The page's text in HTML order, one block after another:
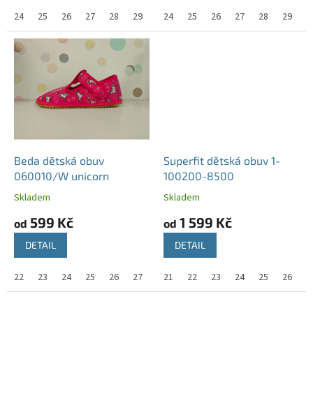
24 25 26 27 28 29 30 31 32 33 34
24 25 26 27 28 29
Beda dětská obuv
060010/W unicorn
Skladem
od 599 Kč
DETAIL
22 23 24 25 26 27 28 29 30 31 32 33
Superfit dětská obuv 1-
100200-8500
Skladem
od 1 599 Kč
DETAIL
21 22 23 24 25 26